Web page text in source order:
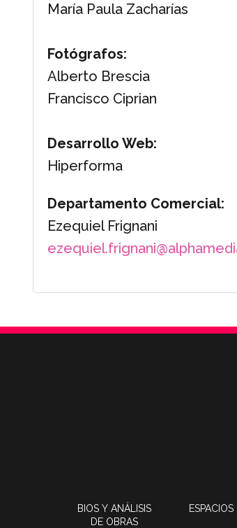
María Paula Zacharías
Fotógrafos:
Alberto Brescia
Francisco Ciprian
Desarrollo Web:
Hiperforma
Departamento Comercial:
Ezequiel Frignani
BIOS Y ANÁLISIS
DE OBRAS
ESPACIOS